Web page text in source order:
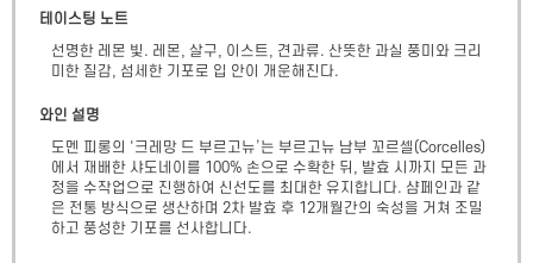
테이스팅 노트
선명한 레몬 빛. 레몬, 살구, 이스트, 견과류. 산뜻한 과실 풍미와 크리
미한 질감, 섬세한 기포로 입 안이 개운해진다.
와인 설명
도멘 피롱의 ‘크레망 드 부르고뉴’는 부르고뉴 남부 꼬르셀(Corcelles)
에서 재배한 샤도네이를 100% 손으로 수확한 뒤, 발효 시까지 모든 과
정을 수작업으로 진행하여 신선도를 최대한 유지합니다. 샴페인과 같
은 전통 방식으로 생산하며 2차 발효 후 12개월간의 숙성을 거쳐 조밀
하고 풍성한 기포를 선사합니다.